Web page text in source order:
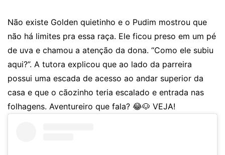
Não existe Golden quietinho e o Pudim mostrou que
não há limites pra essa raça. Ele ficou preso em um pé
de uva e chamou a atenção da dona. “Como ele subiu
aqui?”. A tutora explicou que ao lado da parreira
possui uma escada de acesso ao andar superior da
casa e que o cãozinho teria escalado e entrada nas
folhagens. Aventureiro que fala? 😂🐶 VEJA!